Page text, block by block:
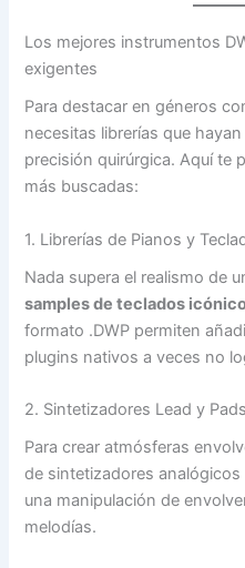
Los mejores instrumentos
exigentes
Para destacar en géneros
necesitas librerías que
precisión quirúrgica. Aquí te
más buscadas:
1. Librerías de Pianos y
Nada supera el realismo de
samples de teclados
formato .DWP permiten
plugins nativos a veces no
2. Sintetizadores Lead y
Para crear atmósferas
de sintetizadores
una manipulación de
melodías.